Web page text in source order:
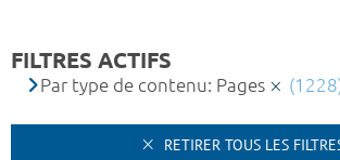
FILTRES ACTIFS
Par type de contenu: Pages
RETIRER TOUS LES